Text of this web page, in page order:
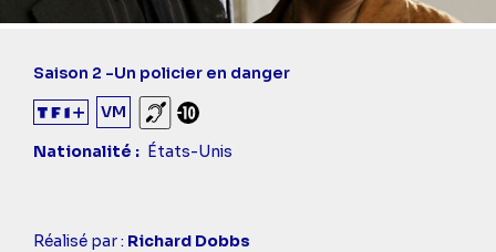
Saison 2 -Un policier en danger
VM
Sourds et malentendants
Déconseillé aux -10 ans
Nationalité
États-Unis
Casting
Réalisé par : Richard Dobbs